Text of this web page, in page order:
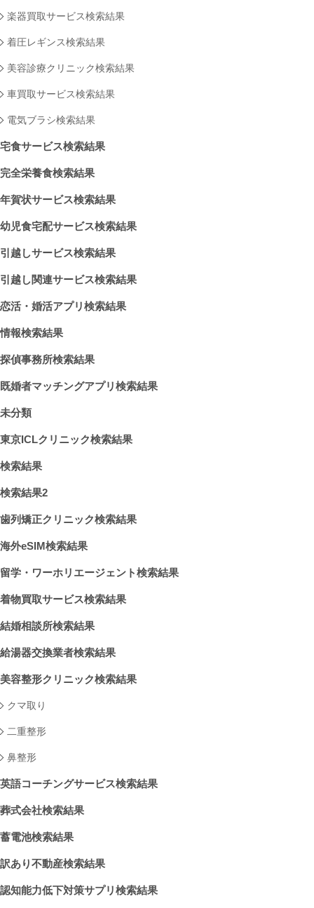
楽器買取サービス検索結果
着圧レギンス検索結果
美容診療クリニック検索結果
車買取サービス検索結果
電気ブラシ検索結果
宅食サービス検索結果
完全栄養食検索結果
年賀状サービス検索結果
幼児食宅配サービス検索結果
引越しサービス検索結果
引越し関連サービス検索結果
恋活・婚活アプリ検索結果
情報検索結果
探偵事務所検索結果
既婚者マッチングアプリ検索結果
未分類
東京ICLクリニック検索結果
検索結果
検索結果2
歯列矯正クリニック検索結果
海外eSIM検索結果
留学・ワーホリエージェント検索結果
着物買取サービス検索結果
結婚相談所検索結果
給湯器交換業者検索結果
美容整形クリニック検索結果
クマ取り
二重整形
鼻整形
英語コーチングサービス検索結果
葬式会社検索結果
蓄電池検索結果
訳あり不動産検索結果
認知能力低下対策サプリ検索結果